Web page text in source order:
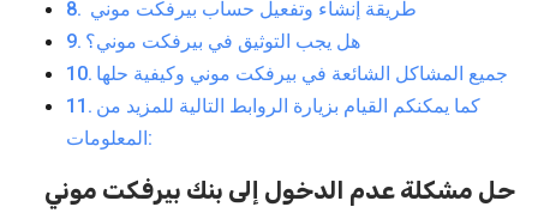
طريقة إنشاء وتفعيل حساب بيرفكت موني
هل يجب التوثيق في بيرفكت موني؟
جميع المشاكل الشائعة في بيرفكت موني وكيفية حلها
كما يمكنكم القيام بزيارة الروابط التالية للمزيد من
المعلومات:
حل مشكلة عدم الدخول إلى بنك بيرفكت موني